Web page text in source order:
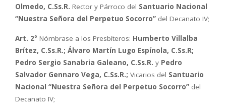
Olmedo, C.Ss.R. Rector y Párroco del Santuario Nacional
“Nuestra Señora del Perpetuo Socorro” del Decanato IV;
Art. 2° Nómbrase a los Presbíteros: Humberto Villalba
Brítez, C.Ss.R.; Álvaro Martín Lugo Espínola, C.Ss.R;
Pedro Sergio Sanabria Galeano, C.Ss.R. y Pedro
Salvador Gennaro Vega, C.Ss.R.; Vicarios del Santuario
Nacional “Nuestra Señora del Perpetuo Socorro” del
Decanato IV;